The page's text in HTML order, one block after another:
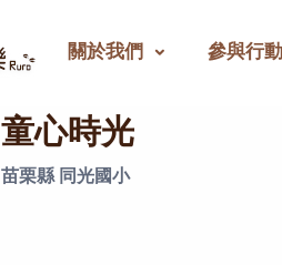
關於我們 參與行動
童心時光
苗栗縣 同光國小